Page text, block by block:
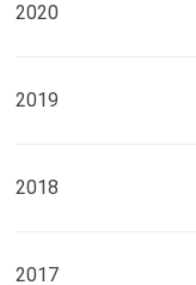
2020
2019
2018
2017